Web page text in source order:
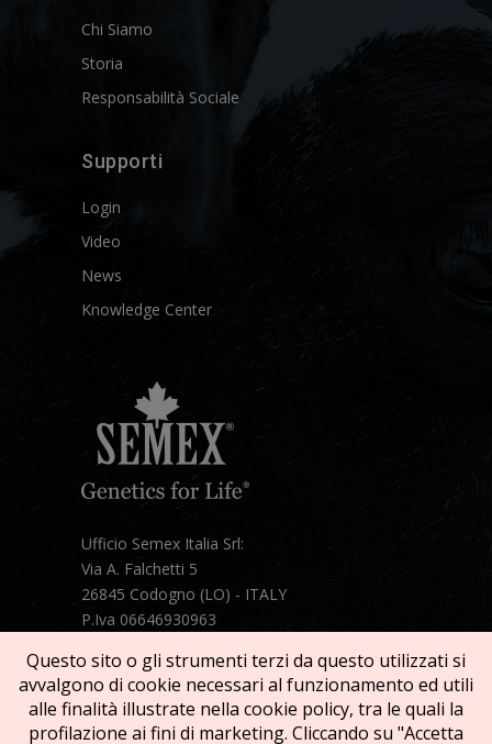
Chi Siamo
Storia
Responsabilità Sociale
Supporti
Login
Video
News
Knowledge Center
Ufficio Semex Italia Srl:
Via A. Falchetti 5
26845 Codogno (LO) - ITALY
P.Iva 06646930963
Mail: semex@semexitalia.it
Guarda la mappa
Questo sito o gli strumenti terzi da questo utilizzati si
avvalgono di cookie necessari al funzionamento ed utili
alle finalità illustrate nella cookie policy, tra le quali la
profilazione ai fini di marketing. Cliccando su "Accetta